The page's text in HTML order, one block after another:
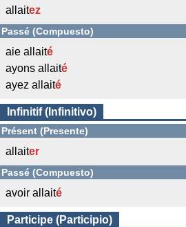
allaitez
Passé (Compuesto)
aie allaité
ayons allaité
ayez allaité
Infinitif (Infinitivo)
Présent (Presente)
allaiter
Passé (Compuesto)
avoir allaité
Participe (Participio)